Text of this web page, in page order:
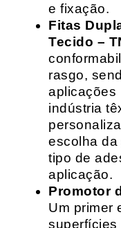
e fixação.
Fitas
Tecido –
rasgo,
aplicações
indústria
escolha da
tipo de
aplicação.
Promotor
Um primer
superfícies